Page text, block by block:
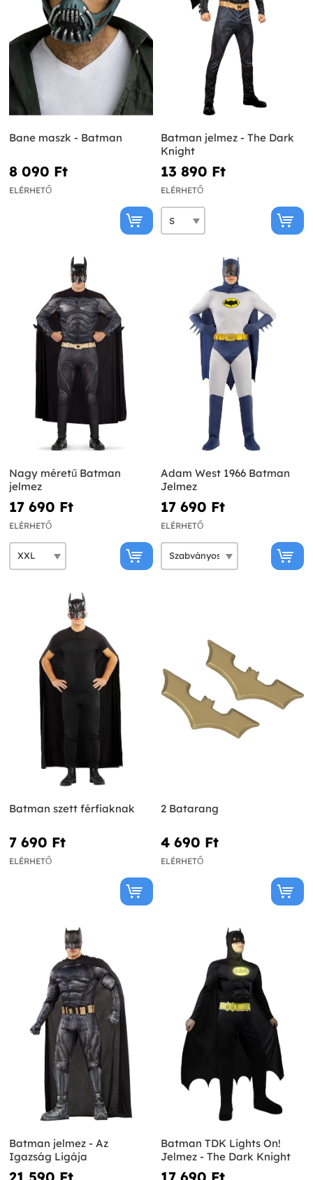
Bane maszk - Batman
8 090 Ft‎
ELÉRHETŐ
Batman jelmez - The Dark
Knight
13 890 Ft‎
ELÉRHETŐ
Nagy méretű Batman
jelmez
17 690 Ft‎
ELÉRHETŐ
Adam West 1966 Batman
Jelmez
17 690 Ft‎
ELÉRHETŐ
Batman szett férfiaknak
7 690 Ft‎
ELÉRHETŐ
2 Batarang
4 690 Ft‎
ELÉRHETŐ
Batman jelmez - Az
Igazság Ligája
Batman TDK Lights On!
Jelmez - The Dark Knight